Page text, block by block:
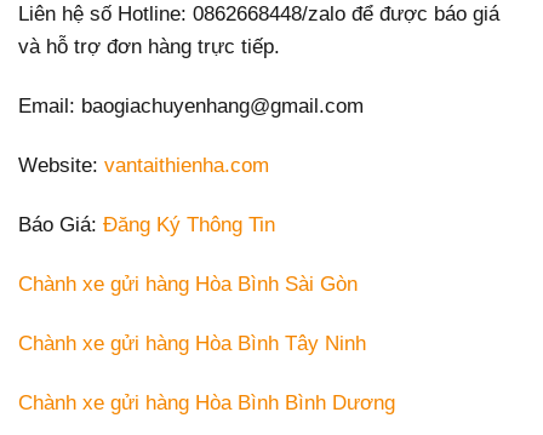
Liên hệ số Hotline: 0862668448/zalo để được báo giá
và hỗ trợ đơn hàng trực tiếp.
Email: baogiachuyenhang@gmail.com
Website: vantaithienha.com
Báo Giá: Đăng Ký Thông Tin
Chành xe gửi hàng Hòa Bình Sài Gòn
Chành xe gửi hàng Hòa Bình Tây Ninh
Chành xe gửi hàng Hòa Bình Bình Dương